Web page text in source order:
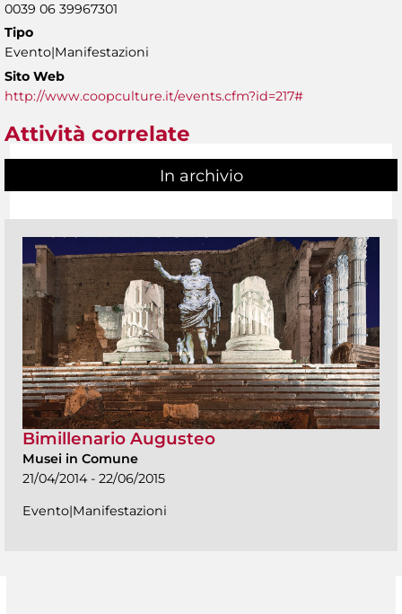
0039 06 39967301
Tipo
Evento|Manifestazioni
Sito Web
http://www.coopculture.it/events.cfm?id=217#
Attività correlate
In archivio
Bimillenario Augusteo
Musei in Comune
21/04/2014 - 22/06/2015
Evento|Manifestazioni